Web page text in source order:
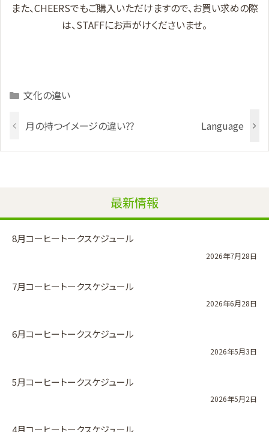
また、CHEERSでもご購入いただけますので、お買い求めの際
は、STAFFにお声がけくださいませ。
Categories
文化の違い
月の持つイメージの違い⁇ Language
最新情報
8月コーヒートークスケジュール
2026年7月28日
7月コーヒートークスケジュール
2026年6月28日
6月コーヒートークスケジュール
2026年5月3日
5月コーヒートークスケジュール
2026年5月2日
4月コーヒートークスケジュール